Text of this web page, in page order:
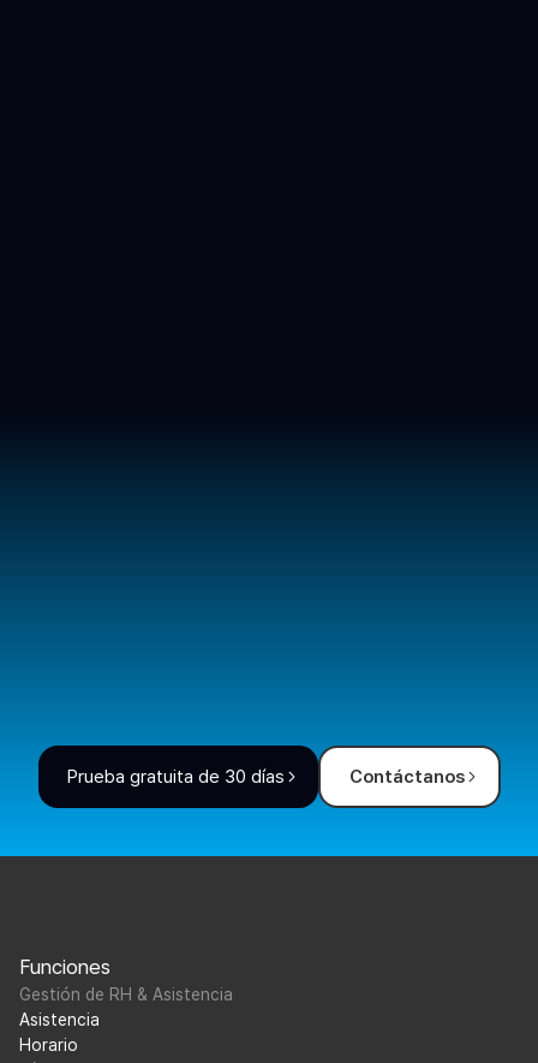
Prueba gratuita de 30 días Contáctanos
Funciones
Gestión de RH & Asistencia
Asistencia
Horario